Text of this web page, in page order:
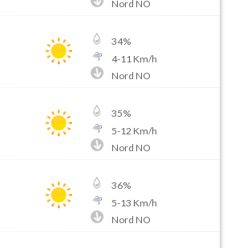
Nord NO
34%
4-11 Km/h
Nord NO
35%
5-12 Km/h
Nord NO
36%
5-13 Km/h
Nord NO